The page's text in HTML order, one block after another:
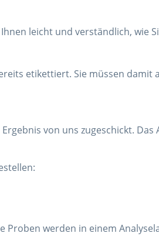
leicht und verständlich, wie
etikettiert. Sie müssen
von uns zugeschickt.
werden in einem